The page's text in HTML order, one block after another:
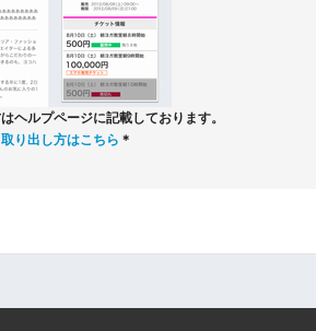
ヘルプページに記載しております。
り出し方はこちら ＊